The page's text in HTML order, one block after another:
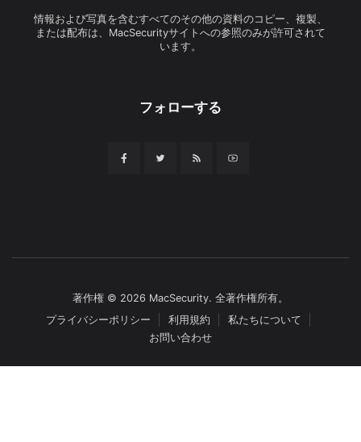
情報および写真を含むすべてのその他の資料のコピー、複製、
または配布は、MacSecurityサイトへの参照のみが許可されて
います。
フォローする
著作権 © 2026 MacSecurity. 全著作権所有。
プライバシーポリシー
利用規約
私たちについて
お問い合わせ